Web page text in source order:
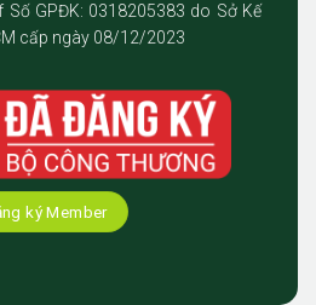
Số GPĐK: 0318205383 do Sở Kế
cấp ngày 08/12/2023
ký Member